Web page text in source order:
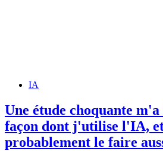
IA
Une étude choquante
façon dont j'utilise l'IA,
probablement le faire